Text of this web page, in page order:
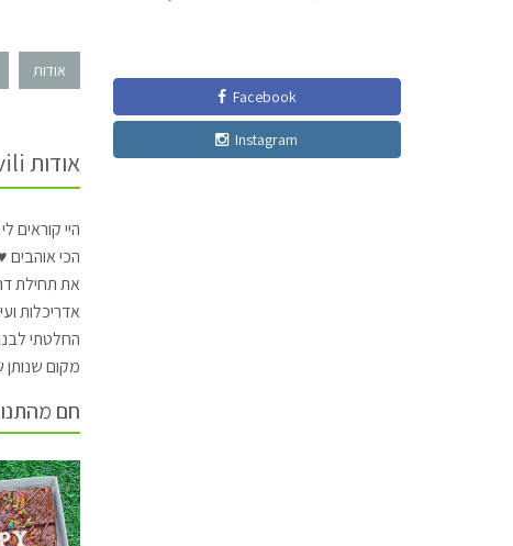
Facebook
Instagram
אודות
אודות Shani Gvili
הכי אוהבים
את תחילת
אדריכלות
החלטתי
מקום שנותן
חם